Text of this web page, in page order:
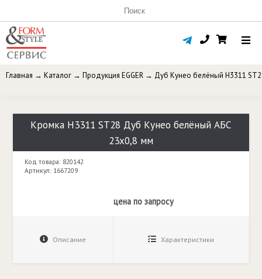
Главная → Каталог → Продукция EGGER → Дуб Кунео белёный H3311
Кромка H3311 ST28 Дуб Кунео белёный АБС
23x0,8 мм
Код товара: 820142
Артикул: 1667209
цена по запросу
Описание Характеристики